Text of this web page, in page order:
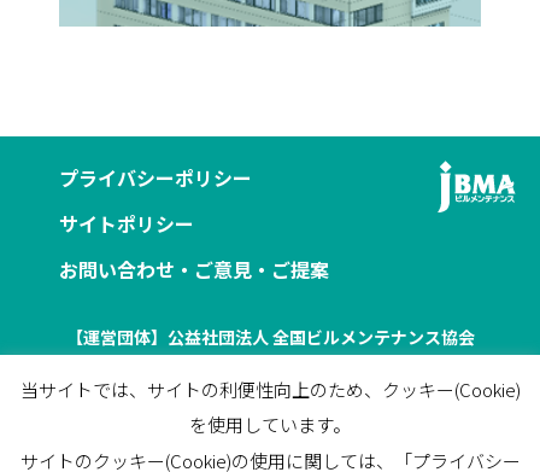
プライバシーポリシー
サイトポリシー
お問い合わせ・ご意見・ご提案
【運営団体】公益社団法人 全国ビルメンテナンス協会
ビルメンテナンス会館5F
03-3805-7560 / FAX 03-3805-7561
当サイトでは、サイトの利便性向上のため、クッキー(Cookie)
を使用しています。
サイトのクッキー(Cookie)の使用に関しては、「プライバシー